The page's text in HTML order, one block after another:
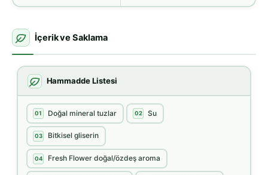
İçerik ve Saklama
Hammadde Listesi
01 Doğal mineral tuzlar 02 Su
03 Bitkisel gliserin
04 Fresh Flower doğal/özdeş aroma